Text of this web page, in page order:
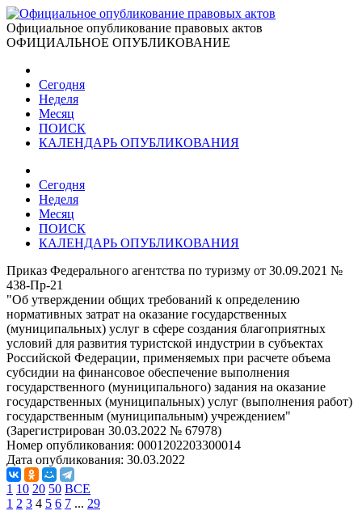
Официальное опубликование правовых актов
ОФИЦИАЛЬНОЕ ОПУБЛИКОВАНИЕ
Сегодня
Неделя
Месяц
ПОИСК
КАЛЕНДАРЬ ОПУБЛИКОВАНИЯ
Сегодня
Неделя
Месяц
ПОИСК
КАЛЕНДАРЬ ОПУБЛИКОВАНИЯ
Приказ Федерального агентства по туризму от 30.09.2021 №
438-Пр-21
"Об утверждении общих требований к определению
нормативных затрат на оказание государственных
(муниципальных) услуг в сфере создания благоприятных
условий для развития туристской индустрии в субъектах
Российской Федерации, применяемых при расчете объема
субсидии на финансовое обеспечение выполнения
государственного (муниципального) задания на оказание
государственных (муниципальных) услуг (выполнения работ)
государственным (муниципальным) учреждением"
(Зарегистрирован 30.03.2022 № 67978)
Номер опубликования: 0001202203300014
Дата опубликования: 30.03.2022
1 10 20 50 ВСЕ
1 2 3 4 5 6 7 ... 29